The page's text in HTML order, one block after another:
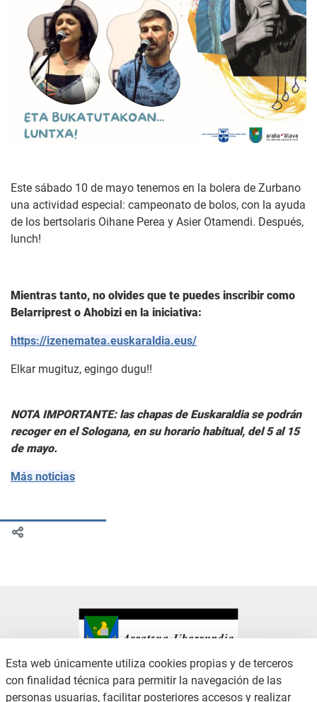
Este sábado 10 de mayo tenemos en la bolera de Zurbano
una actividad especial: campeonato de bolos, con la ayuda
de los bertsolaris Oihane Perea y Asier Otamendi. Después,
lunch!
Mientras tanto, no olvides que te puedes inscribir como
Belarriprest o Ahobizi en la iniciativa:
https://izenematea.euskaraldia.eus/
Elkar mugituz, egingo dugu!!
NOTA IMPORTANTE: las chapas de Euskaraldia se podrán
recoger en el Sologana, en su horario habitual, del 5 al 15
de mayo.
Más noticias
Esta web únicamente utiliza cookies propias y de terceros
con finalidad técnica para permitir la navegación de las
personas usuarias, facilitar posteriores accesos y realizar